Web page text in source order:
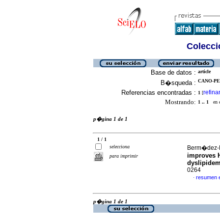
Base de datos : article
B�squeda : CANO-
Referencias encontradas : 1 [refinar
Mostrando: 1 .. 1 en
p�gina 1 de 1
1 / 1
selecciona
para imprimir
improves
0264
· resumen
p�gina 1 de 1